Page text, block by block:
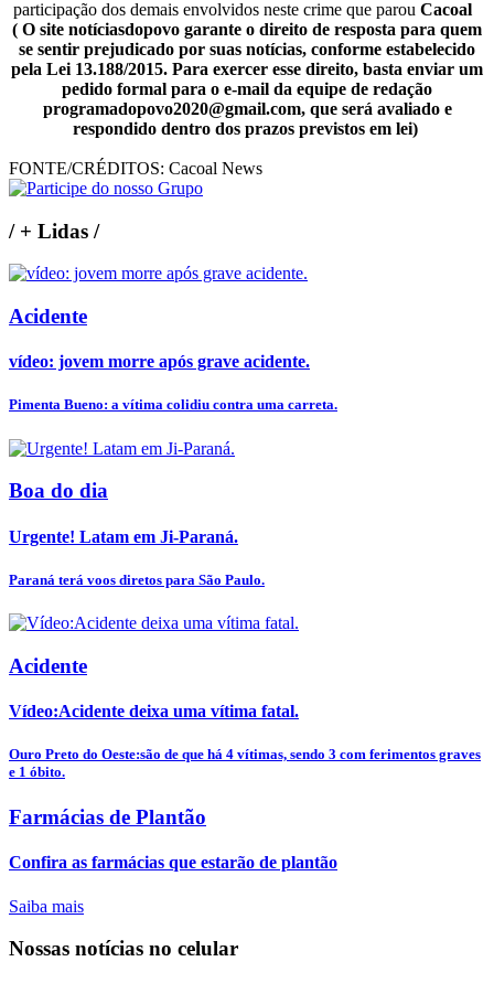
participação dos demais envolvidos neste crime que parou Cacoal
( O site notíciasdopovo garante o direito de resposta para quem
se sentir prejudicado por suas notícias, conforme estabelecido
pela Lei 13.188/2015. Para exercer esse direito, basta enviar um
pedido formal para o e-mail da equipe de redação
programadopovo2020@gmail.com, que será avaliado e
respondido dentro dos prazos previstos em lei)
FONTE/CRÉDITOS: Cacoal News
/+ Lidas /
Acidente
vídeo: jovem morre após grave acidente.
Pimenta Bueno: a vítima colidiu contra uma carreta.
Boa do dia
Urgente! Latam em Ji-Paraná.
Paraná terá voos diretos para São Paulo.
Acidente
Vídeo:Acidente deixa uma vítima fatal.
Ouro Preto do Oeste:são de que há 4 vítimas, sendo 3 com ferimentos graves
e 1 óbito.
Farmácias de Plantão
Confira as farmácias que estarão de plantão
Saiba mais
Nossas notícias no celular